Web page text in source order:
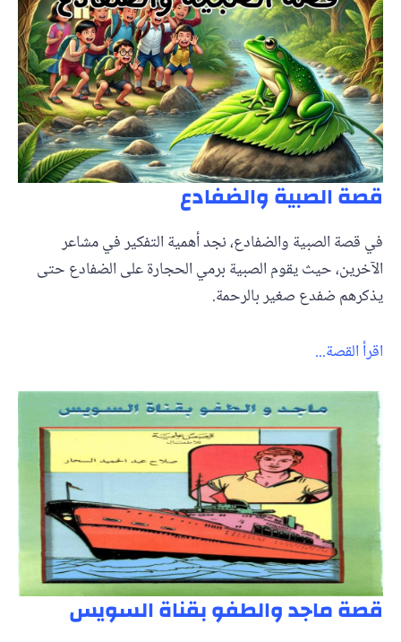
قصة الصبية والضفادع
في قصة الصبية والضفادع، نجد أهمية التفكير في مشاعر
الآخرين، حيث يقوم الصبية برمي الحجارة على الضفادع حتى
يذكرهم ضفدع صغير بالرحمة.
اقرأ القصة...
قصة ماجد والطفو بقناة السويس